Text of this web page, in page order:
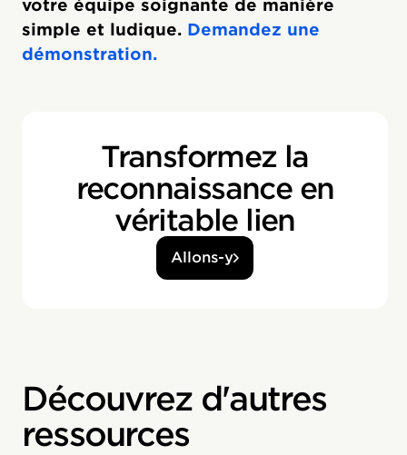
votre équipe soignante de manière
simple et ludique. Demandez une
démonstration.
Transformez la
reconnaissance en
véritable lien
Allons-y
Découvrez d'autres
ressources